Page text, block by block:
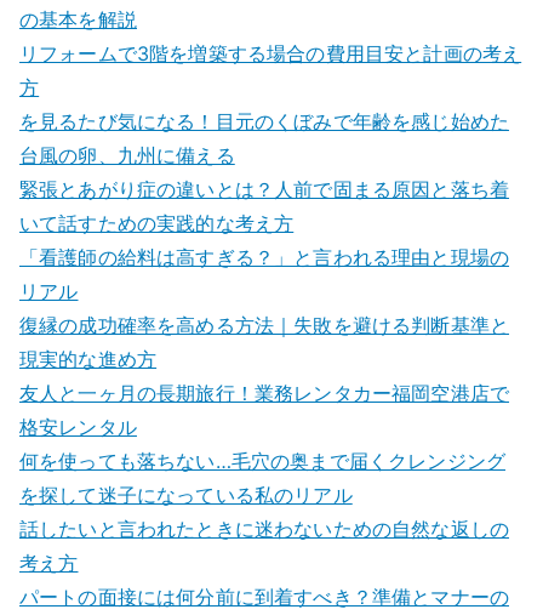
の基本を解説
リフォームで3階を増築する場合の費用目安と計画の考え
方
を見るたび気になる！目元のくぼみで年齢を感じ始めた
台風の卵、九州に備える
緊張とあがり症の違いとは？人前で固まる原因と落ち着
いて話すための実践的な考え方
「看護師の給料は高すぎる？」と言われる理由と現場の
リアル
復縁の成功確率を高める方法｜失敗を避ける判断基準と
現実的な進め方
友人と一ヶ月の長期旅行！業務レンタカー福岡空港店で
格安レンタル
何を使っても落ちない…毛穴の奥まで届くクレンジング
を探して迷子になっている私のリアル
話したいと言われたときに迷わないための自然な返しの
考え方
パートの面接には何分前に到着すべき？準備とマナーの